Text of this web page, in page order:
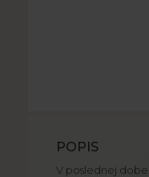
POPIS
V poslednej dobe